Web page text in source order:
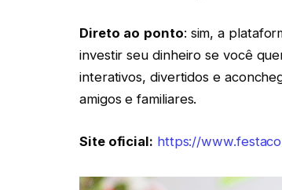
Direto ao ponto: sim, a
investir seu dinheiro se você
interativos, divertidos e
amigos e familiares.
Site oficial: https://